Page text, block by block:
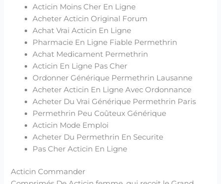
Acticin Moins Cher En Ligne
Acheter Acticin Original Forum
Achat Vrai Acticin En Ligne
Pharmacie En Ligne Fiable Permethrin
Achat Medicament Permethrin
Acticin En Ligne Pas Cher
Ordonner Générique Permethrin Lausanne
Acheter Acticin En Ligne Avec Ordonnance
Acheter Du Vrai Générique Permethrin Paris
Permethrin Peu Coûteux Générique
Acticin Mode Emploi
Acheter Du Permethrin En Securite
Pas Cher Acticin En Ligne
Acticin Commander